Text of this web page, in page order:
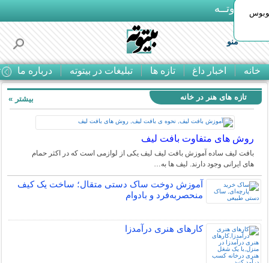
بـیتوتــه
منو
خانه اخبار داغ تازه ها تبلیغات در بیتوته درباره ما
تازه های هنر در خانه
روش های متفاوت بافت لیف
بافت لیف ساده آموزش بافت لیف لیف یکی از لوازمی است که در اکثر حمام
های ایرانی وجود دارند. لیف ها به…
آموزش دوخت ساک دستی متقال؛ ساخت یک کیف
منحصربه‌فرد و بادوام
کارهای هنری درآمدزا
بیشتر »